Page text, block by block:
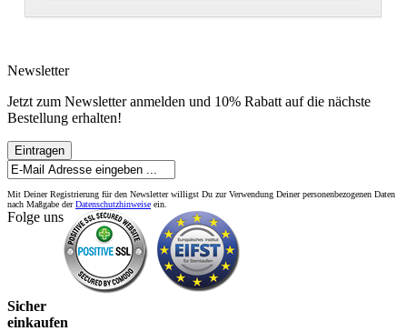
Newsletter
Jetzt zum Newsletter anmelden und 10% Rabatt auf die nächste
Bestellung erhalten!
Eintragen
Mit Deiner Registrierung für den Newsletter willigst Du zur Verwendung Deiner personenbezogenen Daten
nach Maßgabe derDatenschutzhinweise ein.
Folge uns
Sicher
einkaufen